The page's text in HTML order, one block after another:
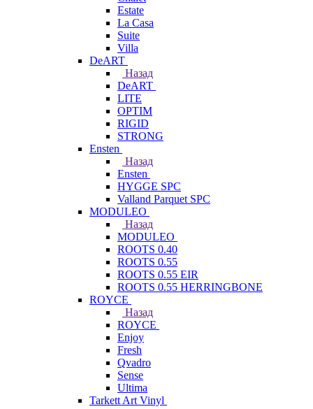
Estate
La Casa
Suite
Villa
DeART
Назад
DeART
LITE
OPTIM
RIGID
STRONG
Ensten
Назад
Ensten
HYGGE SPC
Valland Parquet SPC
MODULEO
Назад
MODULEO
ROOTS 0.40
ROOTS 0.55
ROOTS 0.55 EIR
ROOTS 0.55 HERRINGBONE
ROYCE
Назад
ROYCE
Enjoy
Fresh
Qvadro
Sense
Ultima
Tarkett Art Vinyl